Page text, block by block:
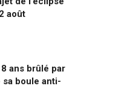
août
ans brûlé par
sa boule anti-